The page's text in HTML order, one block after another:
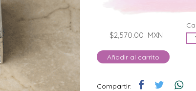
$2,570.00 MXN
Añadir al carrito
Compartir: